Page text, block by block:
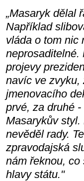
„Masaryk dělal
Například
vláda o tom nic
neprosaditelné.
projevy
navíc ve zvyku,
jmenovacího
prvé, za druhé
Masarykův
nevěděl rady.
zpravodajská
nám řeknou,
hlavy státu."